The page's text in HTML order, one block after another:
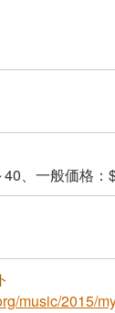
、一般価格：
music/2015/